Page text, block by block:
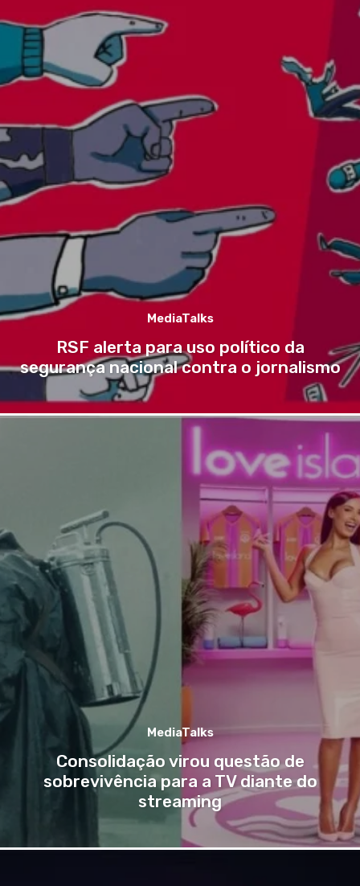
MediaTalks
RSF alerta para uso político da
segurança nacional contra o jornalismo
MediaTalks
Consolidação virou questão de
sobrevivência para a TV diante do
streaming